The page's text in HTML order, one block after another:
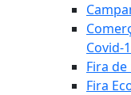
Covid-
Fira
Fira